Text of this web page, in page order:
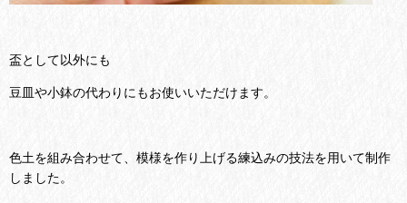
盃として以外にも
豆皿や小鉢の代わりにもお使いいただけます。
色土を組み合わせて、模様を作り上げる練込みの技法を用いて制作
しました。